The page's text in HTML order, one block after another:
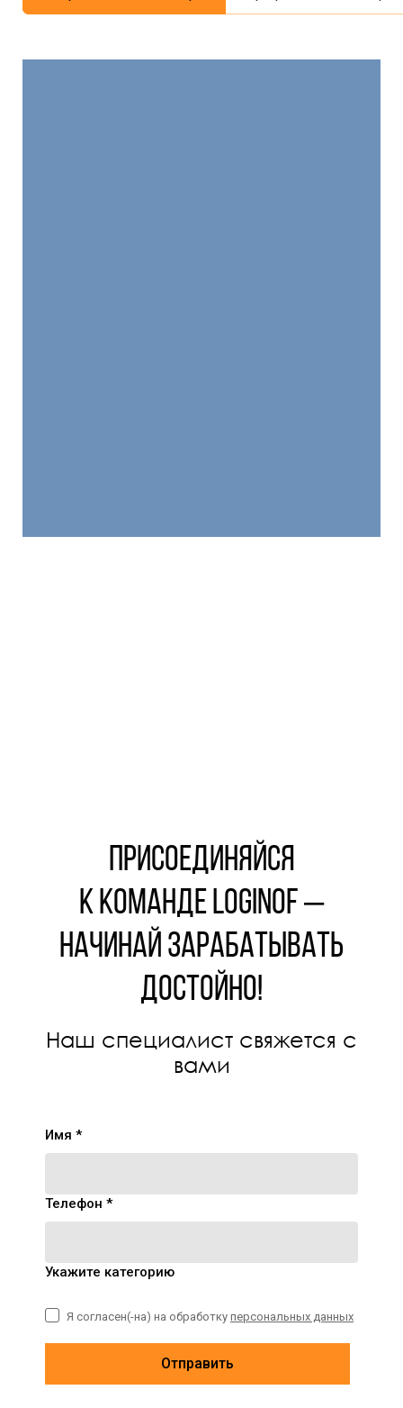
Присоединяйся
к команде LOGINOF –
начинай зарабатывать
достойно!
Наш специалист свяжется с
вами
Имя *
Телефон *
Укажите категорию
Отправить
Я согласен(-на) на обработку персональных данных